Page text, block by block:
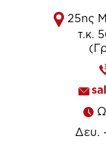
25ης
τ.κ.
Δευ.